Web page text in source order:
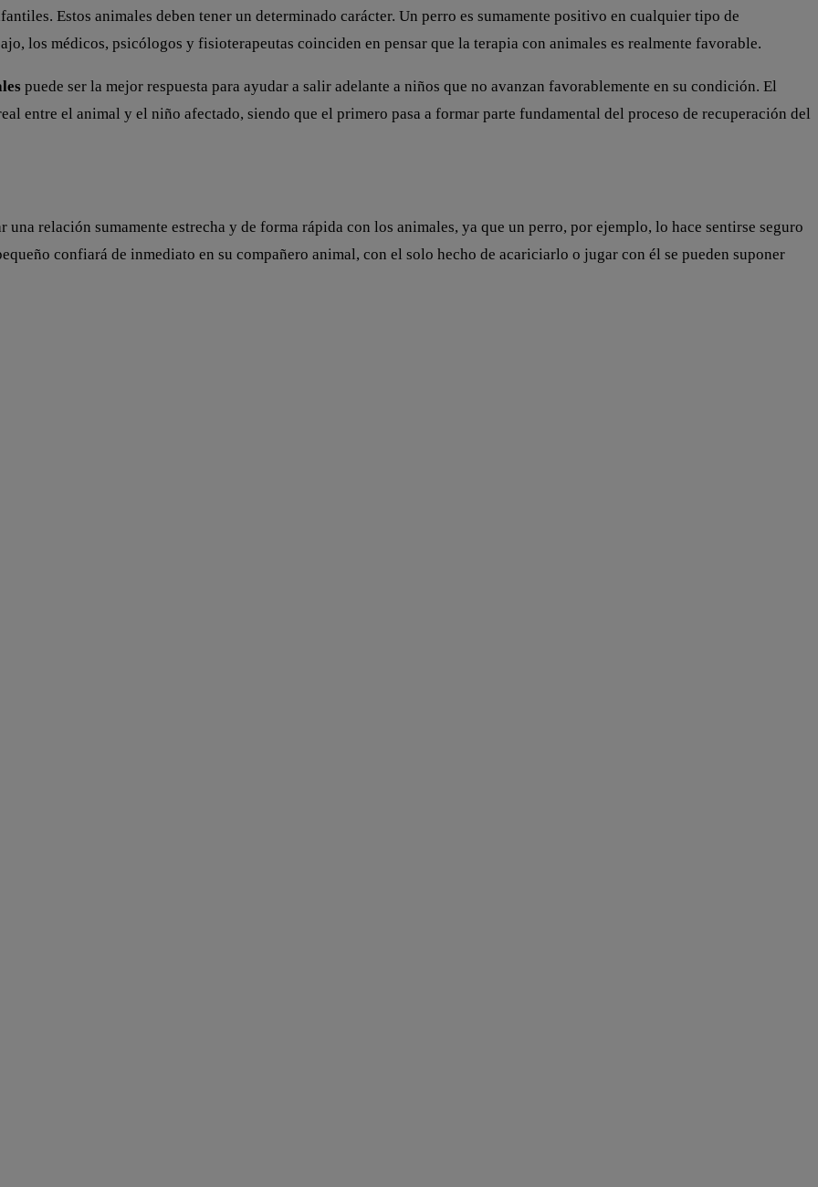
Estos animales deben tener un determinado carácter. Un perro es sumamente positivo en cualquier tipo de
los médicos, psicólogos y fisioterapeutas coinciden en pensar que la terapia con animales es realmente favorable.
puede ser la mejor respuesta para ayudar a salir adelante a niños que no avanzan favorablemente en su condición. El
entre el animal y el niño afectado, siendo que el primero pasa a formar parte fundamental del proceso de recuperación del
relación sumamente estrecha y de forma rápida con los animales, ya que un perro, por ejemplo, lo hace sentirse seguro
confiará de inmediato en su compañero animal, con el solo hecho de acariciarlo o jugar con él se pueden suponer